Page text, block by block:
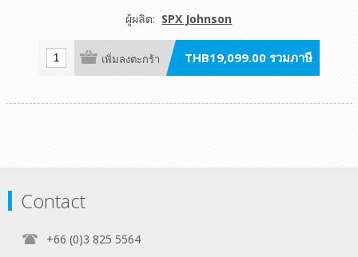
ผู้ผลิต: SPX Johnson
เพิ่มลงตะกร้า THB19,099.00 รวมภาษี
Contact
+66 (0)3 825 5564